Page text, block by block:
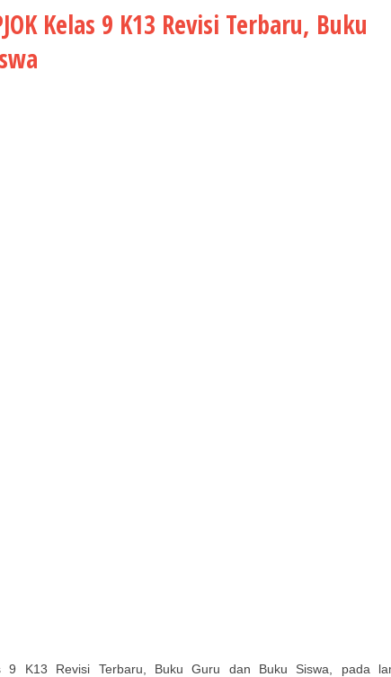
Kelas 9 K13 Revisi Terbaru, Buku
9 K13 Revisi Terbaru, Buku Guru dan Buku Siswa, pada